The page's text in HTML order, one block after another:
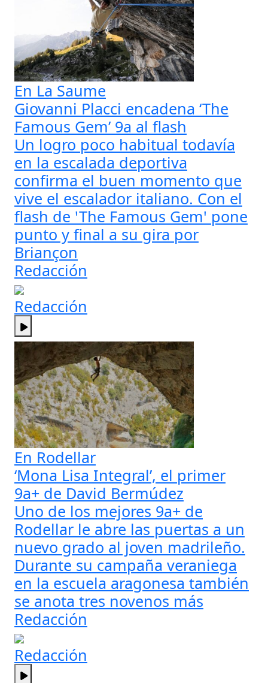
En La Saume
Giovanni Placci encadena ‘The
Famous Gem’ 9a al flash
Un logro poco habitual todavía
en la escalada deportiva
confirma el buen momento que
vive el escalador italiano. Con el
flash de 'The Famous Gem' pone
punto y final a su gira por
Briançon
Redacción
Redacción
En Rodellar
‘Mona Lisa Integral’, el primer
9a+ de David Bermúdez
Uno de los mejores 9a+ de
Rodellar le abre las puertas a un
nuevo grado al joven madrileño.
Durante su campaña veraniega
en la escuela aragonesa también
se anota tres novenos más
Redacción
Redacción